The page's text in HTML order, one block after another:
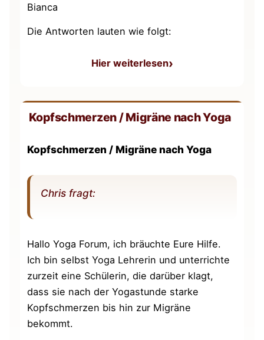
Bianca
Die Antworten lauten wie folgt:
Hier weiterlesen: Farben sehen bei
Kopfschmerzen / Migräne nach Yoga
Kopfschmerzen / Migräne nach Yoga
Chris fragt:
Hallo Yoga Forum, ich bräuchte Eure Hilfe.
Ich bin selbst Yoga Lehrerin und unterrichte
zurzeit eine Schülerin, die darüber klagt,
dass sie nach der Yogastunde starke
Kopfschmerzen bis hin zur Migräne
bekommt.